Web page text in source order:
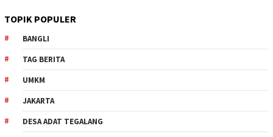
TOPIK POPULER
BANGLI
TAG BERITA
UMKM
JAKARTA
DESA ADAT TEGALANG